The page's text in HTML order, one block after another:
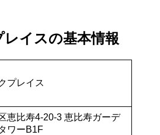
イスの基本情報
プレイス
恵比寿4-20-3 恵比寿ガーデ
ワーB1F